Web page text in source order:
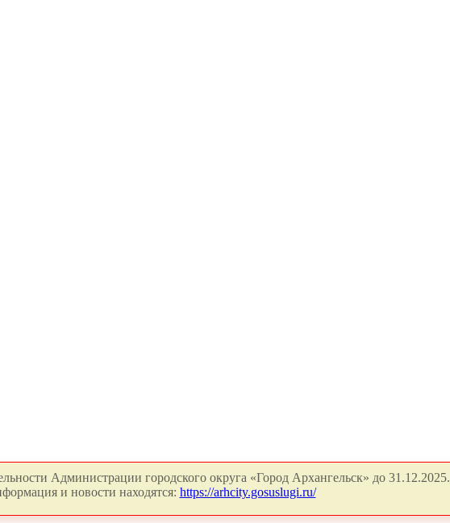
Администрации городского округа «Город Архангельск» до 31.12.2025.
и новости находятся: https://arhcity.gosuslugi.ru/